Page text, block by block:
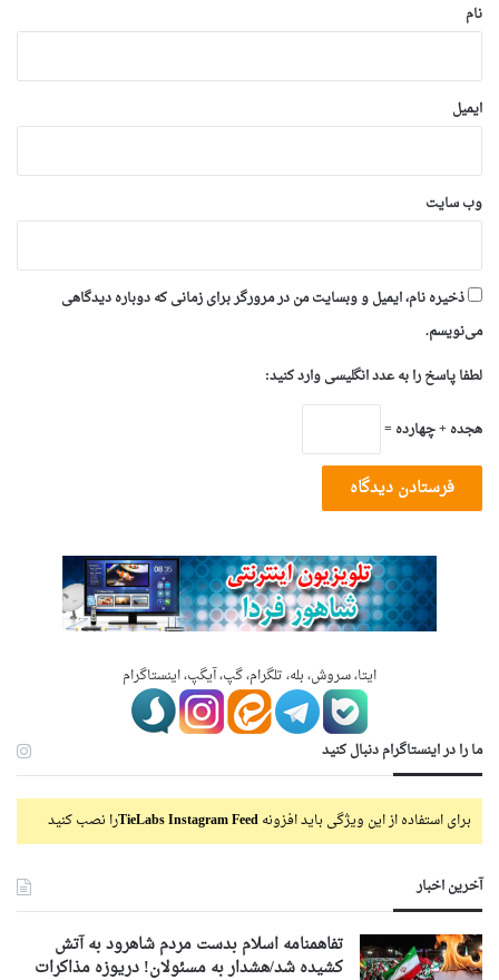
نام
ایمیل
وب‌ سایت
ذخیره نام، ایمیل و وبسایت من در مرورگر برای زمانی که دوباره دیدگاهی
می‌نویسم.
لطفا پاسخ را به عدد انگلیسی وارد کنید:
هجده + چهارده =
ایتا، سروش، بله، تلگرام، گپ، آیگپ، اینستاگرام
ما را در اینستاگرام دنبال کنید
برای استفاده از این ویژگی باید افزونهTieLabs Instagram Feedرا نصب کنید
آخرین اخبار
تفاهمنامه اسلام بدست مردم شاهرود به آتش
کشیده شد/هشدار به مسئولان! دریوزه مذاکرات